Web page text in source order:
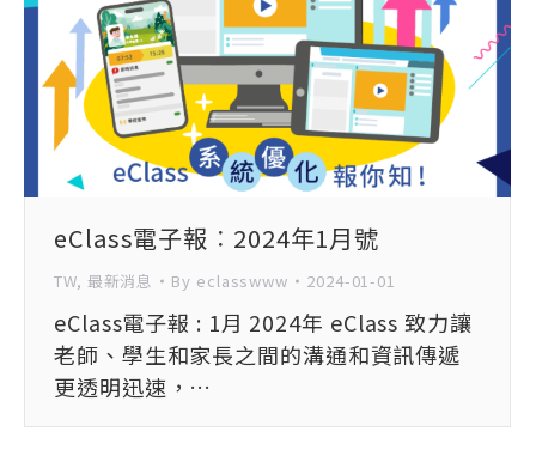
eClass電子報︰2024年1月號
TW, 最新消息 By eclasswww 2024-01-01
eClass電子報 : 1月 2024年 eClass 致力讓
老師、學生和家長之間的溝通和資訊傳遞
更透明迅速，…